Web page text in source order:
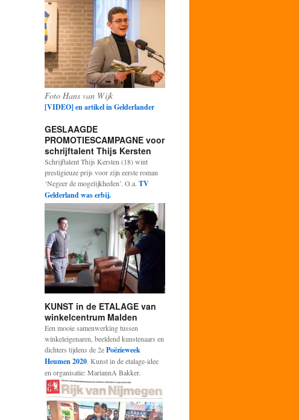
Foto Hans van Wijk
[VIDEO] en artikel in Gelderlander
GESLAAGDE
PROMOTIESCAMPAGNE voor
schrijftalent Thijs Kersten
Schrijftalent Thijs Kersten (18) wint
prestigieuze prijs voor zijn eerste roman
‘Negeer de mogelijkheden’. O.a. TV
Gelderland was erbij.
KUNST in de ETALAGE van
winkelcentrum Malden
Een mooie samenwerking tussen
winkeleigenaren, beeldend kunstenaars en
dichters tijdens de 2ePoëzieweek
Heumen 2020. Kunst in de etalage-idee
en organisatie: MariannA Bakker.